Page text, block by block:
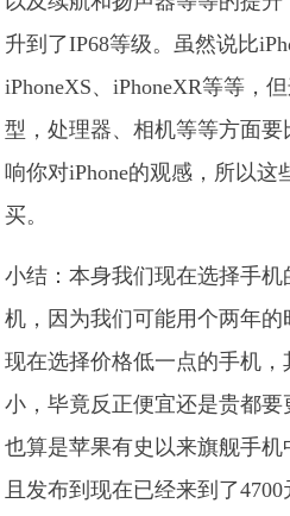
升到了IP68等级。虽然说比
iPhoneXS、iPhoneXR等等，
型，处理器、相机等等方面要
响你对iPhone的观感，所以
买。
小结：本身我们现在选择手
机，因为我们可能用个两年
现在选择价格低一点的手机
小，毕竟反正便宜还是贵都
也算是苹果有史以来旗舰手
且发布到现在已经来到了4700